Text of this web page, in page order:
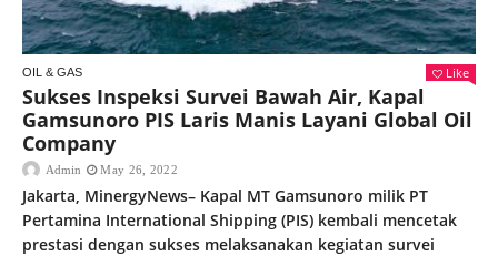
OIL & GAS Like
Sukses Inspeksi Survei Bawah Air, Kapal
Gamsunoro PIS Laris Manis Layani Global Oil
Company
Admin May 26, 2022
Jakarta, MinergyNews– Kapal MT Gamsunoro milik PT
Pertamina International Shipping (PIS) kembali mencetak
prestasi dengan sukses melaksanakan kegiatan survei